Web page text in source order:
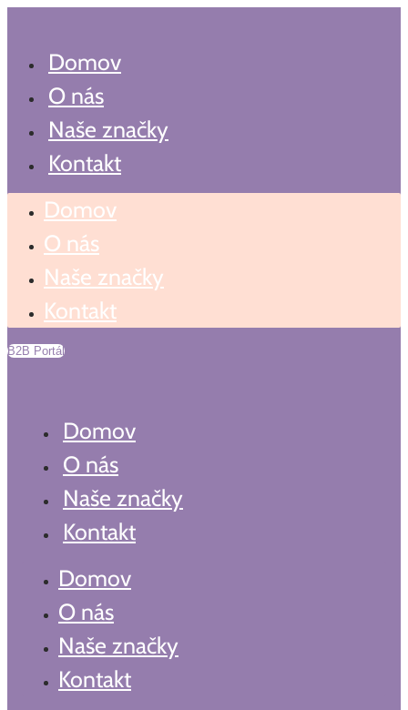
Preskočiť
Domov
O nás
Naše značky
Kontakt
Domov
O nás
Naše značky
Kontakt
B2B Portál
Domov
O nás
Naše značky
Kontakt
Domov
O nás
Naše značky
Kontakt
Search